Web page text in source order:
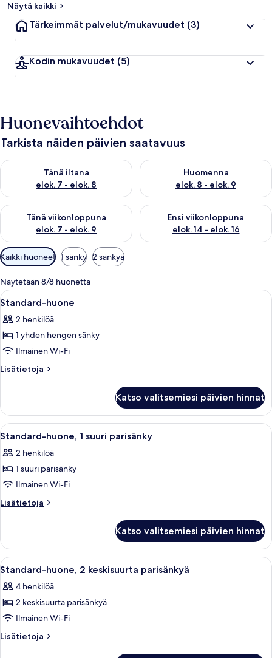
Näytä kaikki
Tärkeimmät palvelut/mukavuudet (3)
Kodin mukavuudet (5)
Huonevaihtoehdot
Tarkista näiden päivien saatavuus
Tänä iltana
elok. 7 - elok. 8
Tarkista tämän illan saatavuus elok. 7 - elok. 8
Huomenna
elok. 8 - elok. 9
Tarkista huomisen saatavuus
Tänä viikonloppuna
elok. 7 - elok. 9
Tarkista tämän viikonlopun saatavuus elok. 7 - elok. 9
Ensi viikonloppuna
elok. 14 - elok. 16
Tarkista ensi viikonlopun
Huoneille
saatavilla
olevia
suodattimia
Kaikki huoneet 1 sänky 2 sänkyä
Näytetään 8/8 huonetta
Avaa
kaikki
huonetyypin
Standard-
huone
kuvat
Moderni huone, jossa on seinälle
4
Standard-huone
2 henkilöä
1 yhden hengen sänky
Ilmainen Wi-Fi
Lisätietoja
Lisätietoja
Katso valitsemiesi päivien hinnat
Avaa
kaikki
huonetyypin
Standard-
huone,
1
kuvat
Moderni huone, jossa on seinälle
5
Standard-huone, 1 suuri parisänky
2 henkilöä
1 suuri parisänky
Ilmainen Wi-Fi
Lisätietoja
Lisätietoja
1
suuri
parisänky
Katso valitsemiesi päivien hinnat
Avaa
kaikki
huonetyypin
Standard-
huone,
2
Hotellihuone, jossa on kaksi sänkyä,
4
Standard-huone, 2 keskisuurta parisänkyä
4 henkilöä
2 keskisuurta parisänkyä
Ilmainen Wi-Fi
Lisätietoja
Lisätietoja